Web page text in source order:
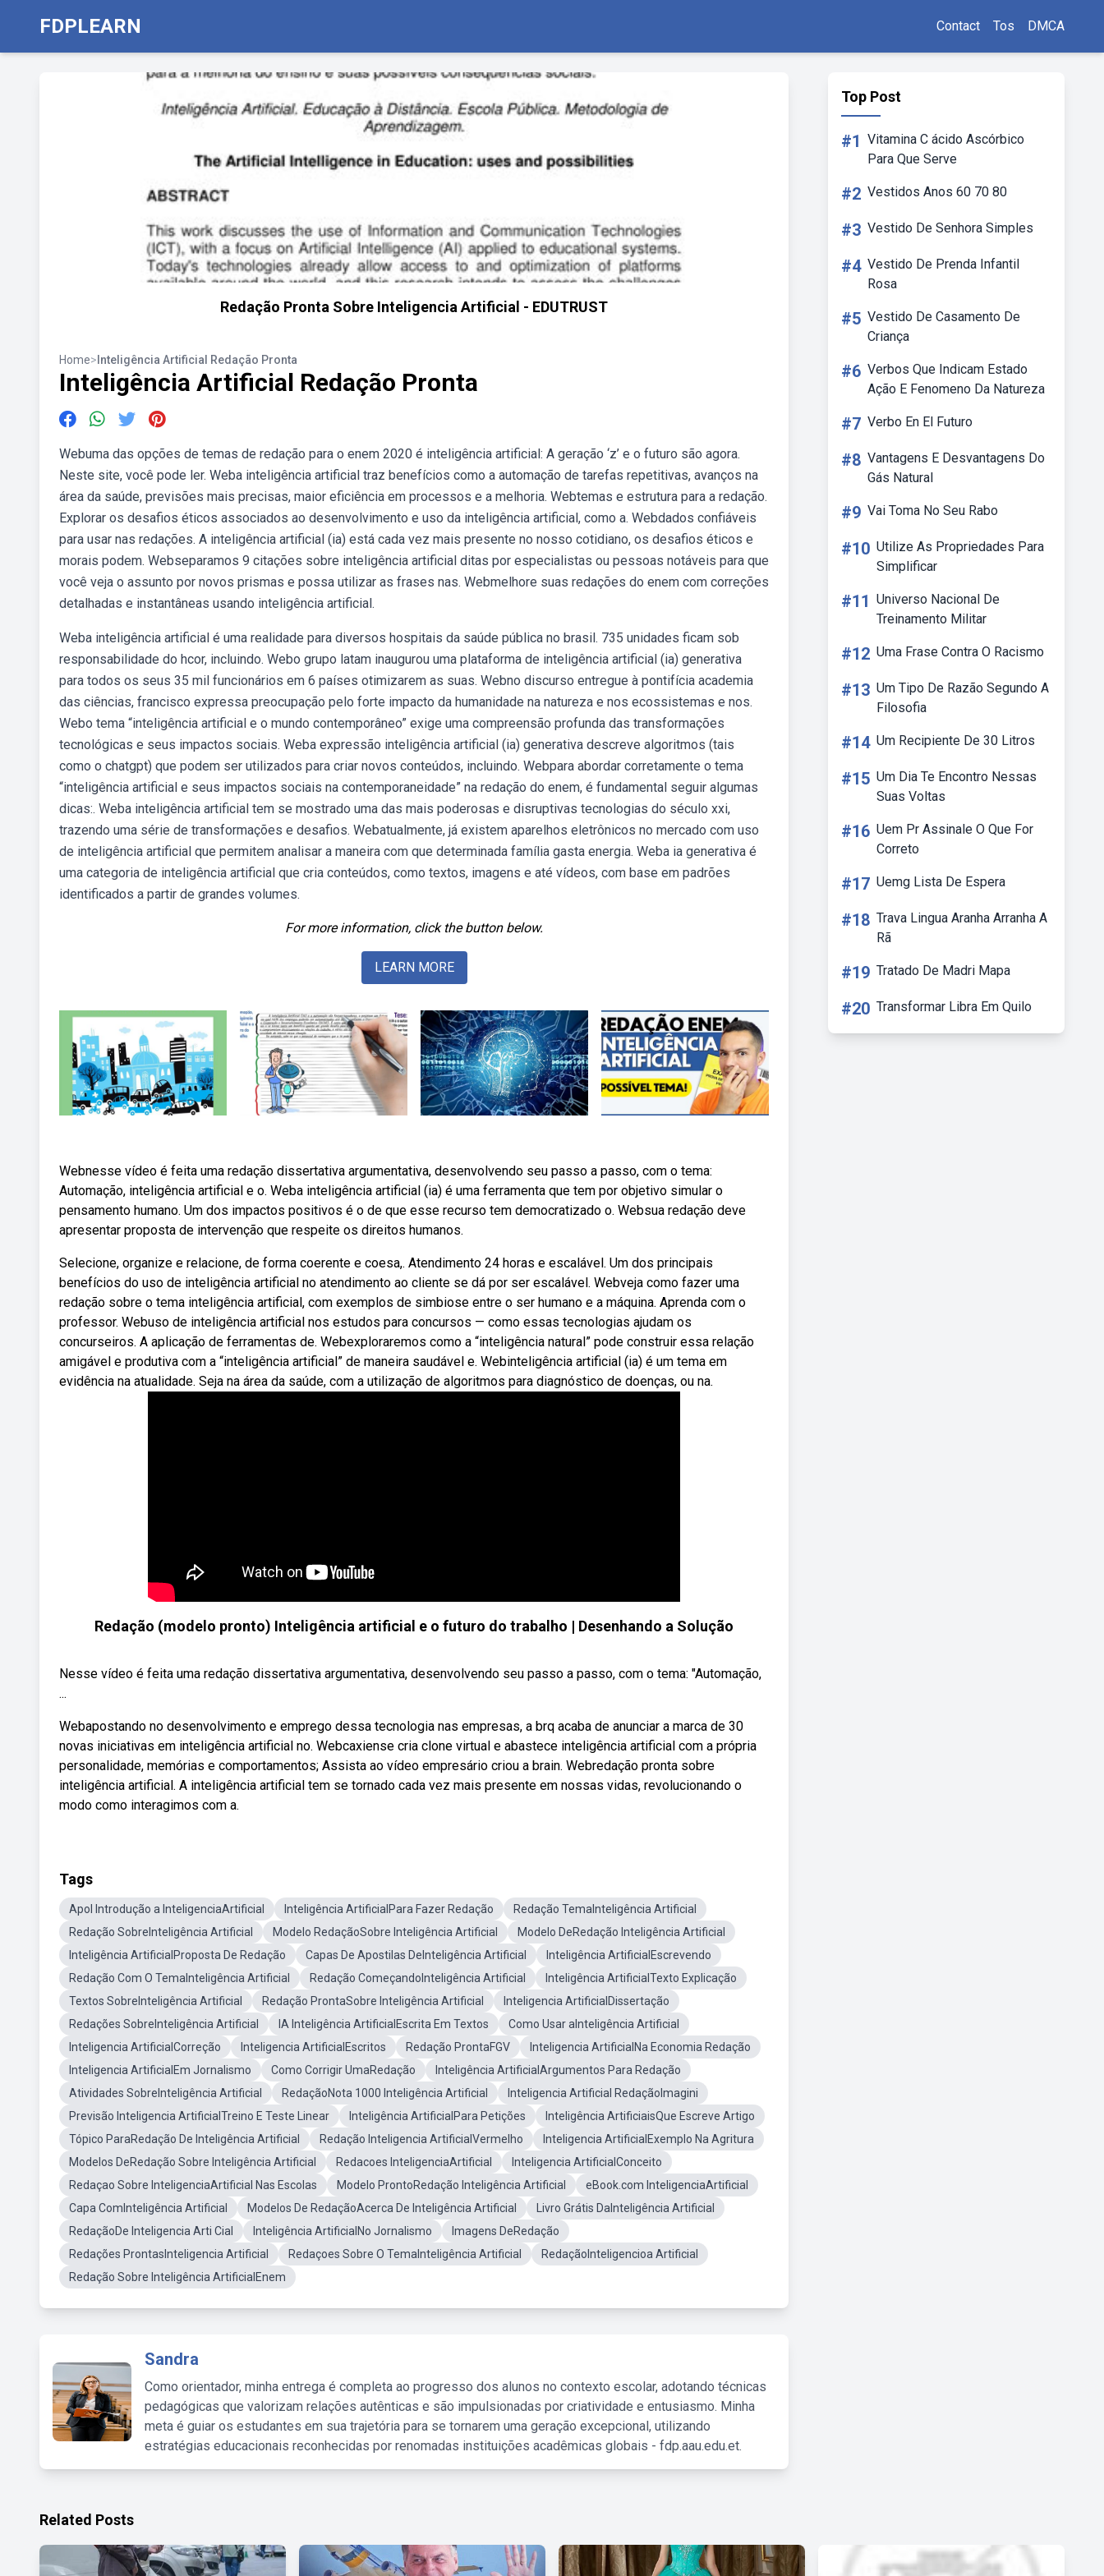
FDPLEARN Contact Tos DMCA
Redação Pronta Sobre Inteligencia Artificial - EDUTRUST
Home> Inteligência Artificial Redação Pronta
Inteligência Artificial Redação Pronta
Webuma das opções de temas de redação para o enem 2020 é inteligência artificial: A geração ‘z’ e o futuro são agora.
Neste site, você pode ler. Weba inteligência artificial traz benefícios como a automação de tarefas repetitivas, avanços na
área da saúde, previsões mais precisas, maior eficiência em processos e a melhoria. Webtemas e estrutura para a redação.
Explorar os desafios éticos associados ao desenvolvimento e uso da inteligência artificial, como a. Webdados confiáveis
para usar nas redações. A inteligência artificial (ia) está cada vez mais presente no nosso cotidiano, os desafios éticos e
morais podem. Webseparamos 9 citações sobre inteligência artificial ditas por especialistas ou pessoas notáveis para que
você veja o assunto por novos prismas e possa utilizar as frases nas. Webmelhore suas redações do enem com correções
detalhadas e instantâneas usando inteligência artificial.
Weba inteligência artificial é uma realidade para diversos hospitais da saúde pública no brasil. 735 unidades ficam sob
responsabilidade do hcor, incluindo. Webo grupo latam inaugurou uma plataforma de inteligência artificial (ia) generativa
para todos os seus 35 mil funcionários em 6 países otimizarem as suas. Webno discurso entregue à pontifícia academia
das ciências, francisco expressa preocupação pelo forte impacto da humanidade na natureza e nos ecossistemas e nos.
Webo tema “inteligência artificial e o mundo contemporâneo” exige uma compreensão profunda das transformações
tecnológicas e seus impactos sociais. Weba expressão inteligência artificial (ia) generativa descreve algoritmos (tais
como o chatgpt) que podem ser utilizados para criar novos conteúdos, incluindo. Webpara abordar corretamente o tema
“inteligência artificial e seus impactos sociais na contemporaneidade” na redação do enem, é fundamental seguir algumas
dicas:. Weba inteligência artificial tem se mostrado uma das mais poderosas e disruptivas tecnologias do século xxi,
trazendo uma série de transformações e desafios. Webatualmente, já existem aparelhos eletrônicos no mercado com uso
de inteligência artificial que permitem analisar a maneira com que determinada família gasta energia. Weba ia generativa é
uma categoria de inteligência artificial que cria conteúdos, como textos, imagens e até vídeos, com base em padrões
identificados a partir de grandes volumes.
For more information, click the button below.
LEARN MORE
Webnesse vídeo é feita uma redação dissertativa argumentativa, desenvolvendo seu passo a passo, com o tema:
Automação, inteligência artificial e o. Weba inteligência artificial (ia) é uma ferramenta que tem por objetivo simular o
pensamento humano. Um dos impactos positivos é o de que esse recurso tem democratizado o. Websua redação deve
apresentar proposta de intervenção que respeite os direitos humanos.
Selecione, organize e relacione, de forma coerente e coesa,. Atendimento 24 horas e escalável. Um dos principais
benefícios do uso de inteligência artificial no atendimento ao cliente se dá por ser escalável. Webveja como fazer uma
redação sobre o tema inteligência artificial, com exemplos de simbiose entre o ser humano e a máquina. Aprenda com o
professor. Webuso de inteligência artificial nos estudos para concursos — como essas tecnologias ajudam os
concurseiros. A aplicação de ferramentas de. Webexploraremos como a “inteligência natural” pode construir essa relação
amigável e produtiva com a “inteligência artificial” de maneira saudável e. Webinteligência artificial (ia) é um tema em
evidência na atualidade. Seja na área da saúde, com a utilização de algoritmos para diagnóstico de doenças, ou na.
Redação (modelo pronto) Inteligência artificial e o futuro do trabalho | Desenhando a Solução
Nesse vídeo é feita uma redação dissertativa argumentativa, desenvolvendo seu passo a passo, com o tema: "Automação,
...
Webapostando no desenvolvimento e emprego dessa tecnologia nas empresas, a brq acaba de anunciar a marca de 30
novas iniciativas em inteligência artificial no. Webcaxiense cria clone virtual e abastece inteligência artificial com a própria
personalidade, memórias e comportamentos; Assista ao vídeo empresário criou a brain. Webredação pronta sobre
inteligência artificial. A inteligência artificial tem se tornado cada vez mais presente em nossas vidas, revolucionando o
modo como interagimos com a.
Tags
Apol Introdução a InteligenciaArtificial Inteligência ArtificialPara Fazer Redação
Redação TemaInteligência Artificial
Redação SobreInteligência Artificial
Modelo RedaçãoSobre Inteligência Artificial
Modelo DeRedação Inteligência Artificial
Inteligência ArtificialProposta De Redação
Capas De Apostilas DeInteligência Artificial
Inteligência ArtificialEscrevendo
Redação Com O TemaInteligência Artificial
Redação ComeçandoInteligência Artificial
Inteligência ArtificialTexto Explicação
Textos SobreInteligência Artificial
Redação ProntaSobre Inteligência Artificial
Inteligencia ArtificialDissertação
Redações SobreInteligência Artificial
IA Inteligência ArtificialEscrita Em Textos
Como Usar aInteligência Artificial
Inteligencia ArtificialCorreção
Inteligencia ArtificialEscritos Redação ProntaFGV
Inteligencia ArtificialNa Economia Redação
Inteligencia ArtificialEm Jornalismo
Como Corrigir UmaRedação
Inteligência ArtificialArgumentos Para Redação
Atividades SobreInteligência Artificial
RedaçãoNota 1000 Inteligência Artificial
Inteligencia Artificial RedaçãoImagini
Previsão Inteligencia ArtificialTreino E Teste Linear
Inteligência ArtificialPara Petições
Inteligência ArtificiaisQue Escreve Artigo
Tópico ParaRedação De Inteligência Artificial
Redação Inteligencia ArtificialVermelho
Inteligencia ArtificialExemplo Na Agritura
Modelos DeRedação Sobre Inteligência Artificial
Redacoes InteligenciaArtificial
Inteligencia ArtificialConceito
Redaçao Sobre InteligenciaArtificial Nas Escolas
Modelo ProntoRedação Inteligência Artificial
eBook.com InteligenciaArtificial
Capa ComInteligência Artificial
Modelos De RedaçãoAcerca De Inteligência Artificial
Livro Grátis DaInteligência Artificial
RedaçãoDe Inteligencia Arti Cial
Inteligência ArtificialNo Jornalismo
Imagens DeRedação
Redações ProntasInteligencia Artificial
Redaçoes Sobre O TemaInteligência Artificial
RedaçãoInteligencioa Artificial
Redação Sobre Inteligência ArtificialEnem
Sandra
Como orientador, minha entrega é completa ao progresso dos alunos no contexto escolar, adotando técnicas
pedagógicas que valorizam relações autênticas e são impulsionadas por criatividade e entusiasmo. Minha
meta é guiar os estudantes em sua trajetória para se tornarem uma geração excepcional, utilizando
estratégias educacionais reconhecidas por renomadas instituições acadêmicas globais - fdp.aau.edu.et.
Top Post
#1 Vitamina C ácido Ascórbico
Para Que Serve
#2 Vestidos Anos 60 70 80
#3 Vestido De Senhora Simples
#4 Vestido De Prenda Infantil
Rosa
#5 Vestido De Casamento De
Criança
#6 Verbos Que Indicam Estado
Ação E Fenomeno Da Natureza
#7 Verbo En El Futuro
#8 Vantagens E Desvantagens Do
Gás Natural
#9 Vai Toma No Seu Rabo
#10 Utilize As Propriedades Para
Simplificar
#11 Universo Nacional De
Treinamento Militar
#12 Uma Frase Contra O Racismo
#13 Um Tipo De Razão Segundo A
Filosofia
#14 Um Recipiente De 30 Litros
#15 Um Dia Te Encontro Nessas
Suas Voltas
#16 Uem Pr Assinale O Que For
Correto
#17 Uemg Lista De Espera
#18 Trava Lingua Aranha Arranha A
Rã
#19 Tratado De Madri Mapa
#20 Transformar Libra Em Quilo
Related Posts